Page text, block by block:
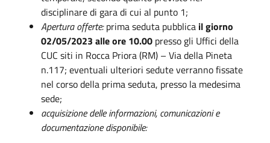
disciplinare di gara di cui al punto 1;
Apertura offerte:prima seduta pubblica il giorno
02/05/2023 alle ore 10.00 presso gli Uffici della
CUC siti in Rocca Priora (RM) – Via della Pineta
n.117; eventuali ulteriori sedute verranno fissate
nel corso della prima seduta, presso la medesima
sede;
acquisizione delle informazioni, comunicazioni e
documentazione disponibile: